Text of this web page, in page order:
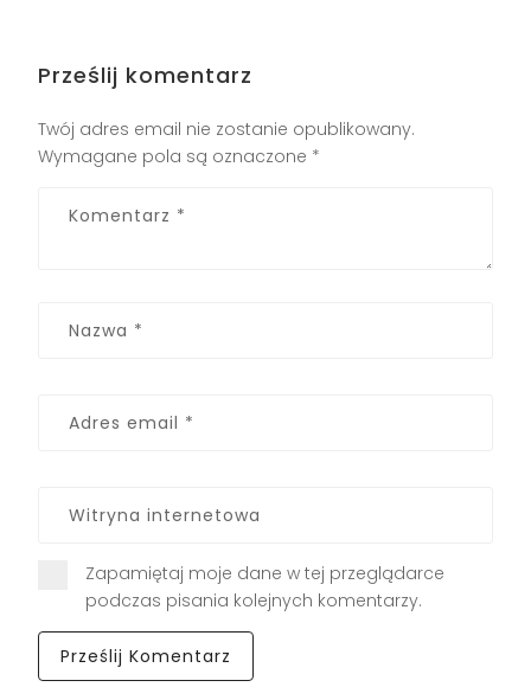
Prześlij komentarz
Twój adres email nie zostanie opublikowany.
Wymagane pola są oznaczone *
Zapamiętaj moje dane w tej przeglądarce
podczas pisania kolejnych komentarzy.